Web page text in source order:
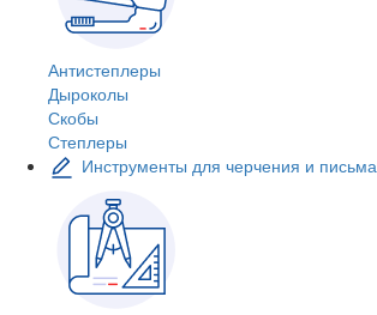
Антистеплеры
Дыроколы
Скобы
Степлеры
Инструменты для черчения и письма